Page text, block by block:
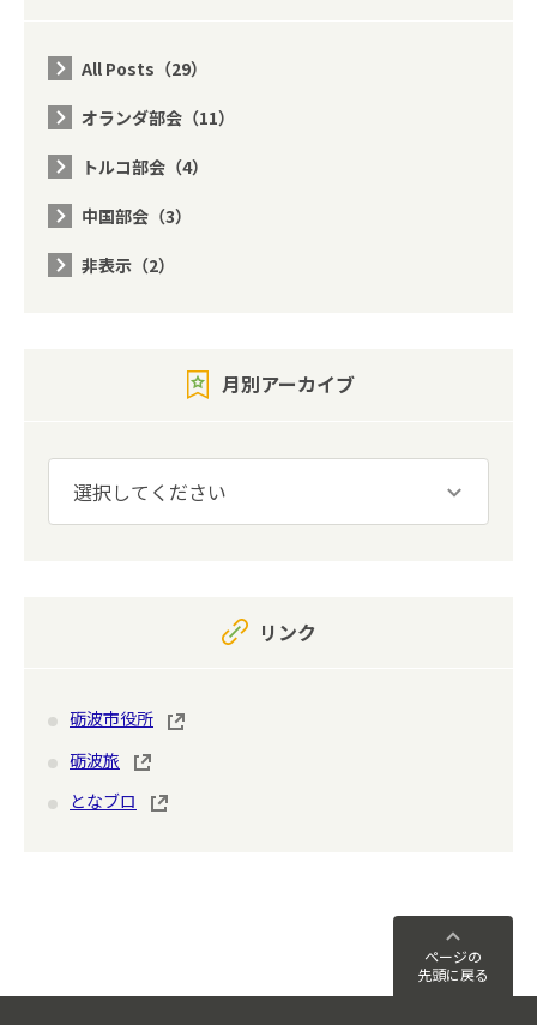
All Posts（29）
オランダ部会（11）
トルコ部会（4）
中国部会（3）
非表示（2）
月別アーカイブ
リンク
砺波市役所
砺波旅
となブロ
ページの
先頭に戻る